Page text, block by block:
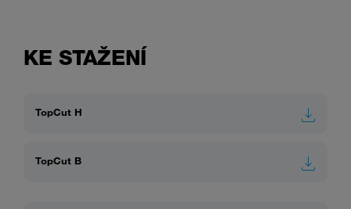
KE STAŽENÍ
TopCut H
TopCut B